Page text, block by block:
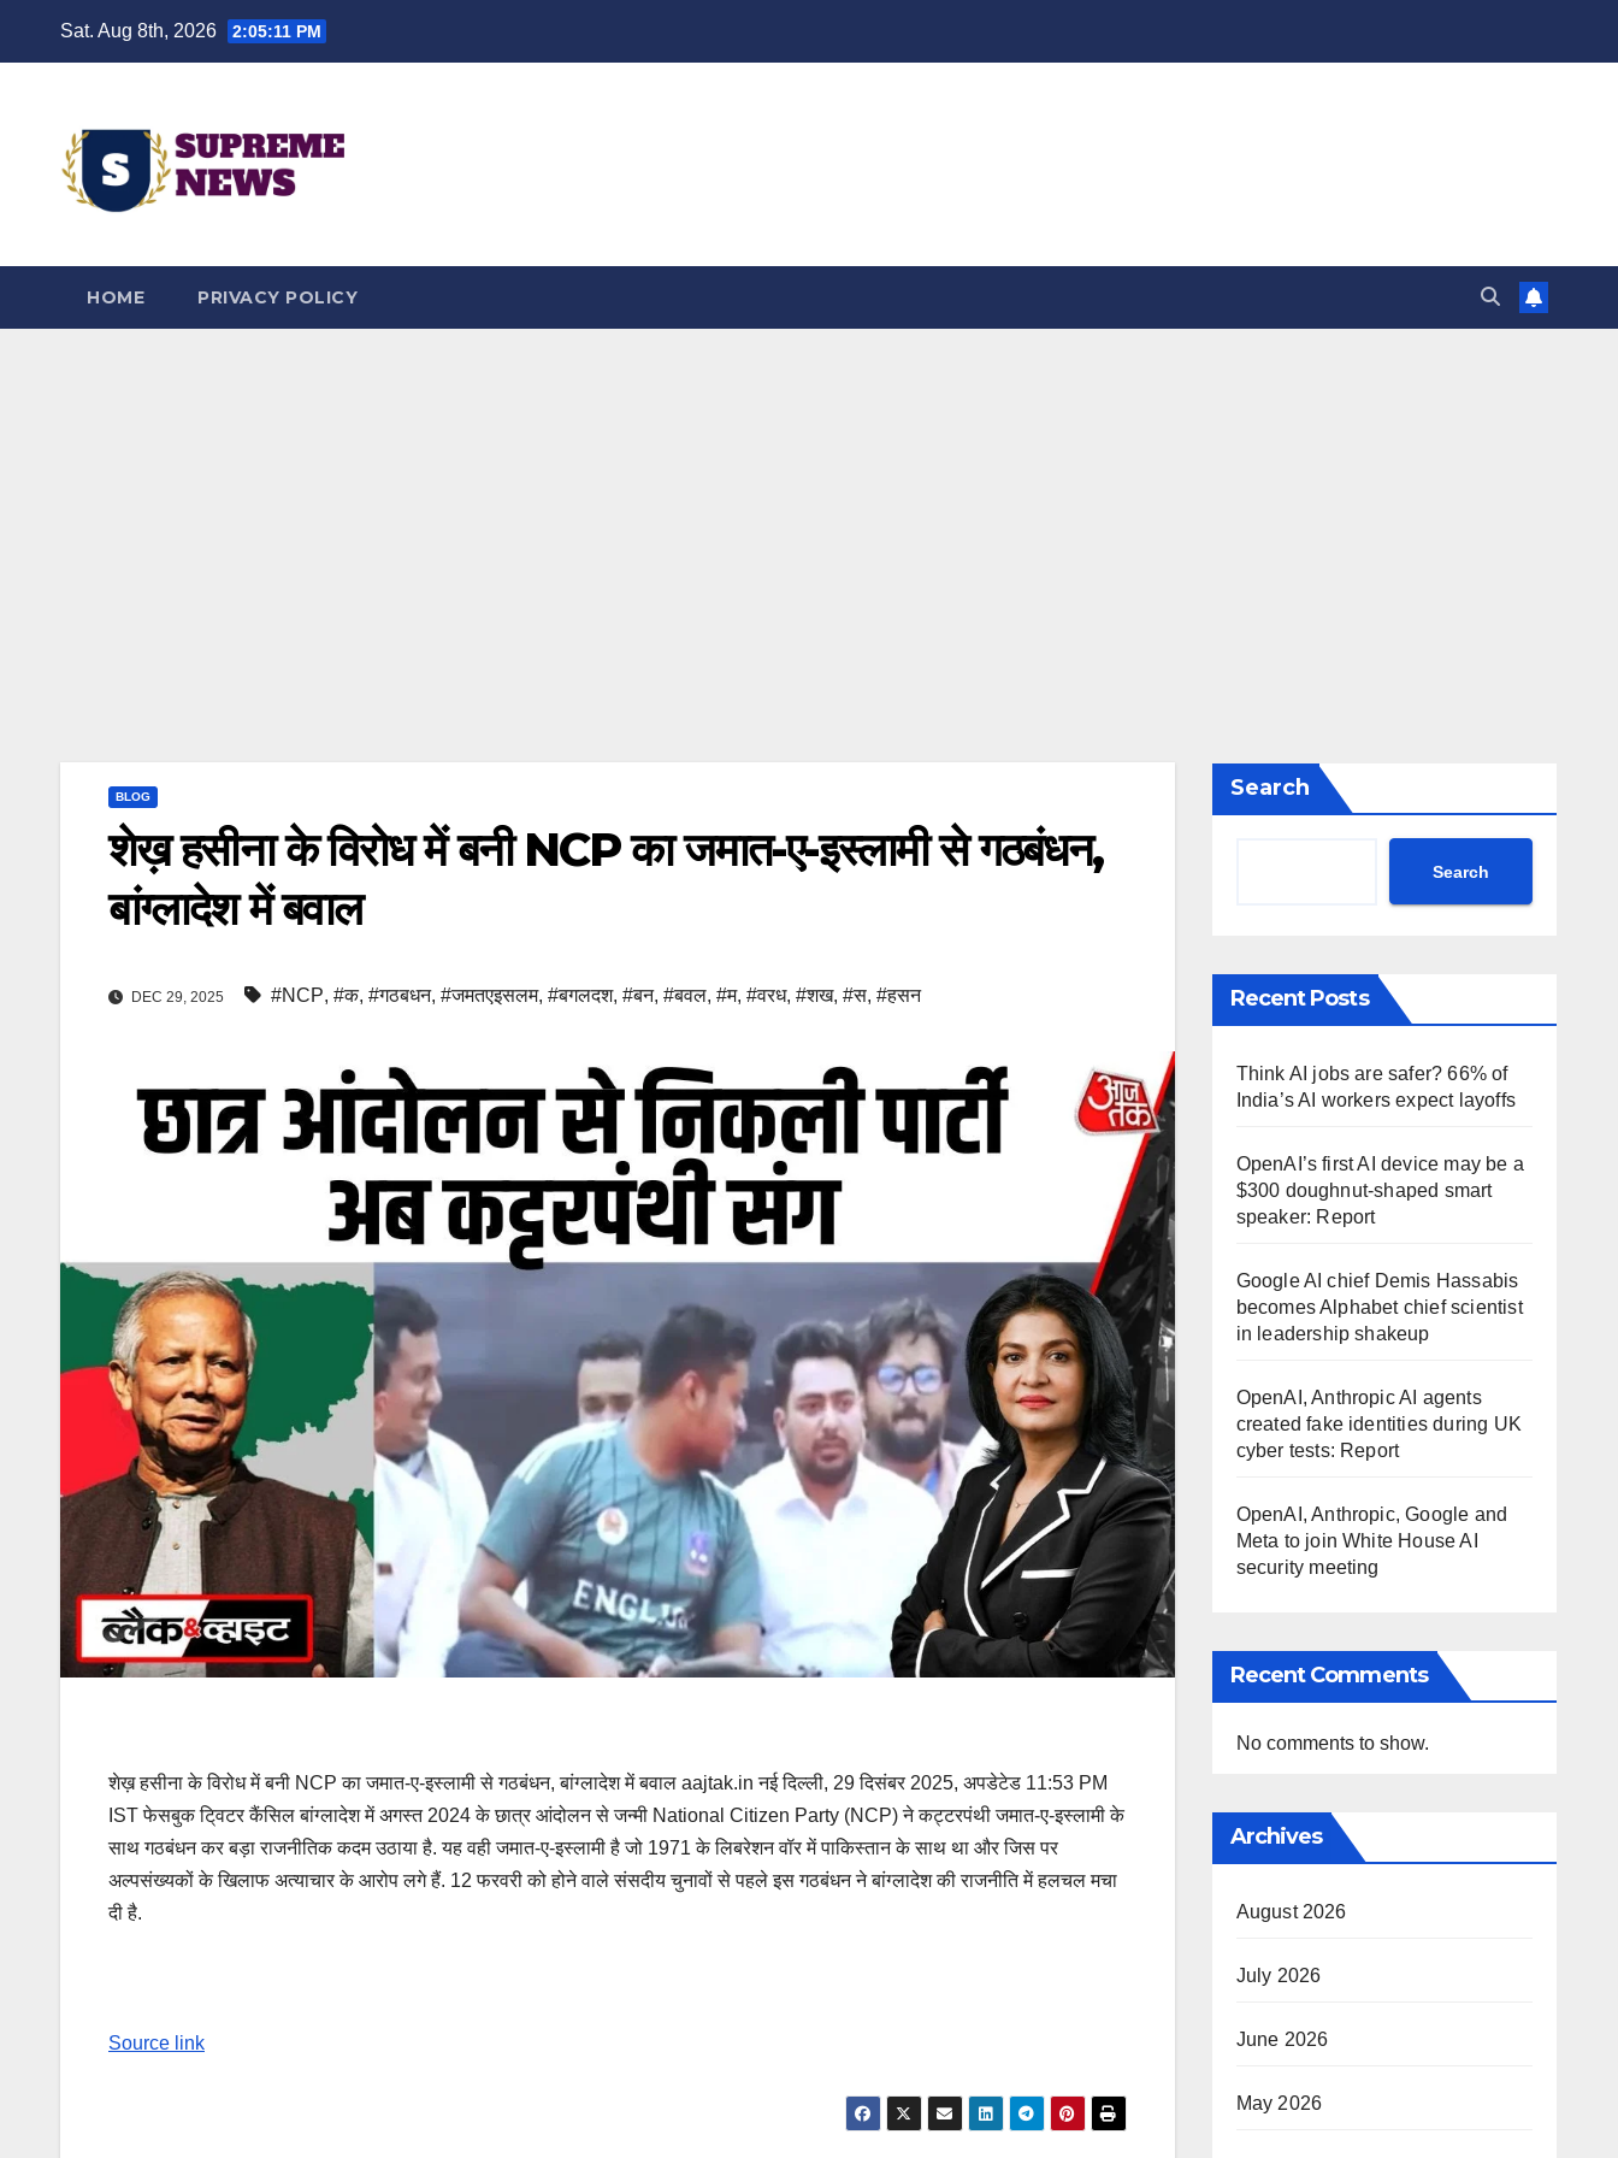
Sat. Aug 8th, 2026 2:05:11 PM
HOME PRIVACY POLICY
BLOG
शेख़ हसीना के विरोध में बनी NCP का जमात-ए-इस्लामी से गठबंधन,
बांग्लादेश में बवाल
DEC 29, 2025 #NCP, #क, #गठबधन, #जमतएइसलम, #बगलदश, #बन, #बवल, #म, #वरध, #शख, #स, #हसन
शेख़ हसीना के विरोध में बनी NCP का जमात-ए-इस्लामी से गठबंधन, बांग्लादेश में बवाल aajtak.in नई दिल्ली, 29 दिसंबर 2025, अपडेटेड 11:53 PM
IST फेसबुक टि्वटर कैंसिल बांग्लादेश में अगस्त 2024 के छात्र आंदोलन से जन्मी National Citizen Party (NCP) ने कट्टरपंथी जमात-ए-इस्लामी के
साथ गठबंधन कर बड़ा राजनीतिक कदम उठाया है. यह वही जमात-ए-इस्लामी है जो 1971 के लिबरेशन वॉर में पाकिस्तान के साथ था और जिस पर
अल्पसंख्यकों के खिलाफ अत्याचार के आरोप लगे हैं. 12 फरवरी को होने वाले संसदीय चुनावों से पहले इस गठबंधन ने बांग्लादेश की राजनीति में हलचल मचा
दी है.
Source link
Search
Search
Recent Posts
Think AI jobs are safer? 66% of
India’s AI workers expect layoffs
OpenAI’s first AI device may be a
$300 doughnut-shaped smart
speaker: Report
Google AI chief Demis Hassabis
becomes Alphabet chief scientist
in leadership shakeup
OpenAI, Anthropic AI agents
created fake identities during UK
cyber tests: Report
OpenAI, Anthropic, Google and
Meta to join White House AI
security meeting
Recent Comments
No comments to show.
Archives
August 2026
July 2026
June 2026
May 2026